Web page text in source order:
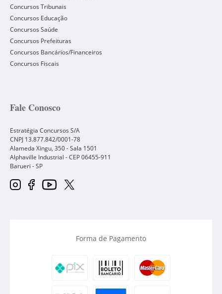
Concursos Tribunais
Concursos Educação
Concursos Saúde
Concursos Prefeituras
Concursos Bancários/Financeiros
Concursos Fiscais
Fale Conosco
Estratégia Concursos S/A
CNPJ 13.877.842/0001-78
Alameda Xingu, 350 - Sala 1501
Alphaville Industrial - CEP06455-911
Barueri -SP
Forma de Pagamento